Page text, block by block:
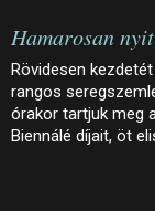
Hamarosan
Rövidesen
rangos
órakor tartjuk meg
Biennálé díjait, öt